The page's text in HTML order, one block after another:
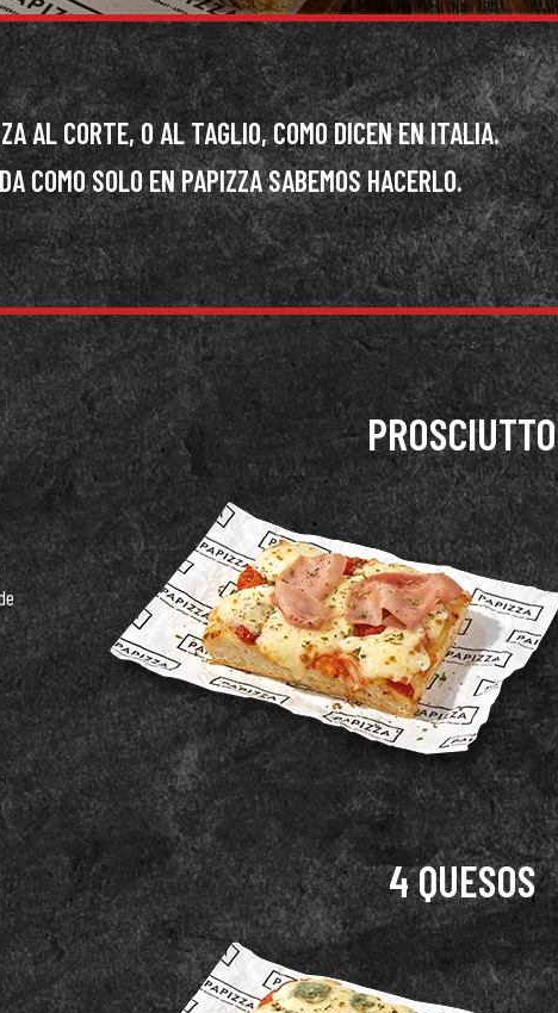
AL CORTE, O AL TAGLIO, COMO DICEN EN ITALIA.
COMO SOLO EN PAPIZZA SABEMOS HACERLO.
PROSCIUTTO
4 QUESOS